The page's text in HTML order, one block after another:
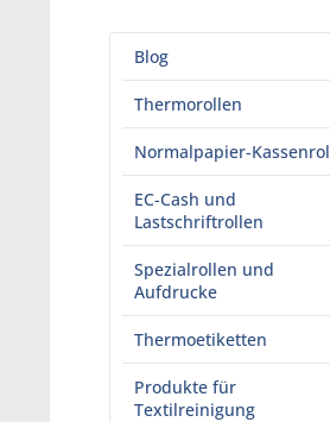
Blog
Thermorollen
Normalpapier-
EC-Cash und
Lastschriftrollen
Spezialrollen und
Aufdrucke
Thermoetiketten
Produkte für
Textilreinigung